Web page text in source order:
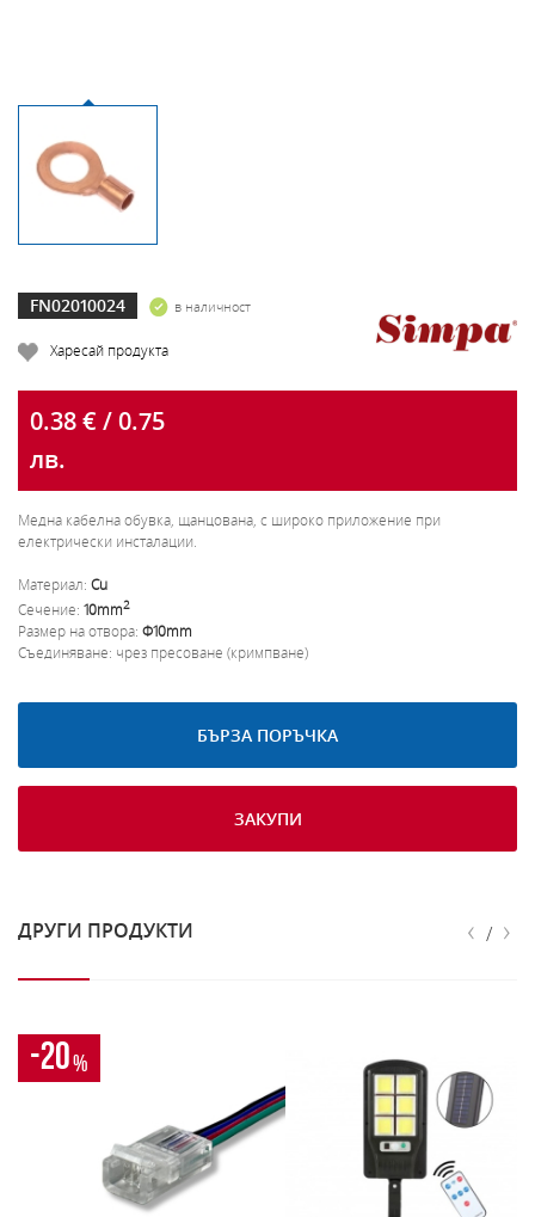
FN02010024 в наличност
Харесай продукта
0.38 € / 0.75
лв.
Медна кабелна обувка, щанцована, с широко приложение при
електрически инсталации.
Материал: Cu
Сечение: 10mm2
Размер на отвора: Ф10mm
Съединяване: чрез пресоване (кримпване)
БЪРЗА ПОРЪЧКА
ЗАКУПИ
ДРУГИ ПРОДУКТИ ‹ / ›
-20%